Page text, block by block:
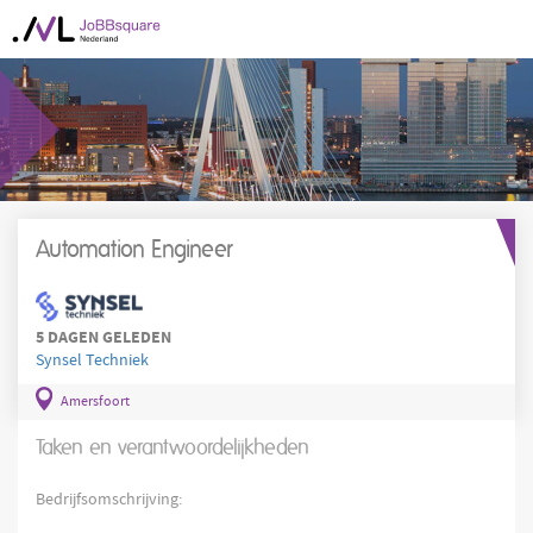
Automation Engineer
5 DAGEN GELEDEN
Synsel Techniek
Amersfoort
Taken en verantwoordelijkheden
Bedrijfsomschrijving: